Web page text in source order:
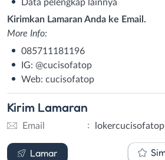
Data pelengkap lainnya
Kirimkan Lamaran Anda ke Email.
More Info:
085711181196
IG: @cucisofatop
Web: cucisofatop
Kirim Lamaran
Email :
Lamar
Email